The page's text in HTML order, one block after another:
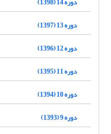
دوره 13 (1397)
دوره 12 (1396)
دوره 11 (1395)
دوره 10 (1394)
دوره 9 (1393)